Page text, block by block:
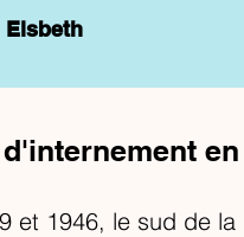
Elsbeth
et 1946, le sud de la